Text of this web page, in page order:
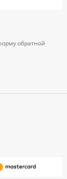
обратной